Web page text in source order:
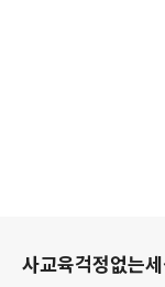
사교육걱정없는